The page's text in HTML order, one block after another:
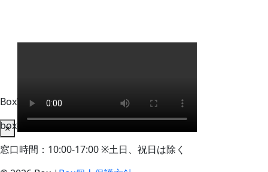
BoxWorks Tokyo + Osaka 来場者事務局
box-info_registration@event-admin.jp
窓口時間：10:00-17:00 ※土日、祝日は除く
×